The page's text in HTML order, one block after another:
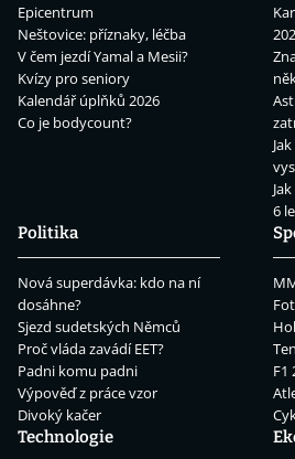
Epicentrum
Neštovice: příznaky, léčba
V čem jezdí Yamal a Mesii?
Kvízy pro seniory
Kalendář úplňků 2026
Co je bodycount?
6
Politika
Nová superdávka: kdo na ní
dosáhne?
Sjezd sudetských Němců
Proč vláda zavádí EET?
Padni komu padni
Výpověď z práce vzor
Divoký kačer
F1
Technologie